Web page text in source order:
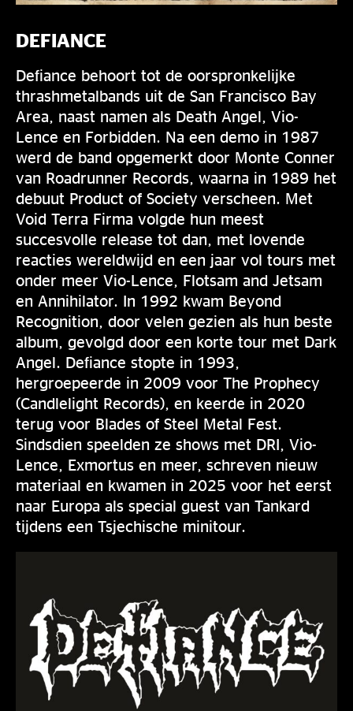
DEFIANCE
Defiance behoort tot de oorspronkelijke
thrashmetalbands uit de San Francisco Bay
Area, naast namen als Death Angel, Vio-
Lence en Forbidden. Na een demo in 1987
werd de band opgemerkt door Monte Conner
van Roadrunner Records, waarna in 1989 het
debuut Product of Society verscheen. Met
Void Terra Firma volgde hun meest
succesvolle release tot dan, met lovende
reacties wereldwijd en een jaar vol tours met
onder meer Vio-Lence, Flotsam and Jetsam
en Annihilator. In 1992 kwam Beyond
Recognition, door velen gezien als hun beste
album, gevolgd door een korte tour met Dark
Angel. Defiance stopte in 1993,
hergroepeerde in 2009 voor The Prophecy
(Candlelight Records), en keerde in 2020
terug voor Blades of Steel Metal Fest.
Sindsdien speelden ze shows met DRI, Vio-
Lence, Exmortus en meer, schreven nieuw
materiaal en kwamen in 2025 voor het eerst
naar Europa als special guest van Tankard
tijdens een Tsjechische minitour.